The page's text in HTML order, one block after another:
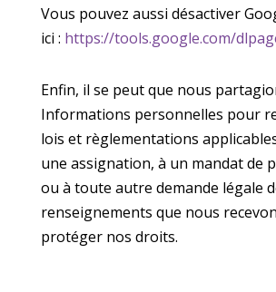
Vous pouvez aussi désactiver
ici : https://tools.google.com/
Enfin, il se peut que nous
Informations personnelles pour
lois et règlementations
une assignation, à un mandat de
ou à toute autre demande légale
renseignements que nous
protéger nos droits.